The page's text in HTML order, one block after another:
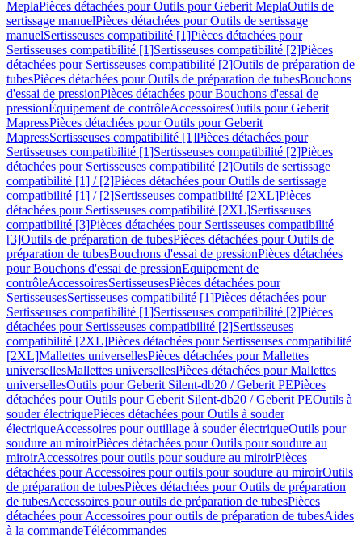
MeplaPièces détachées pour Outils pour Geberit MeplaOutils de
sertissage manuelPièces détachées pour Outils de sertissage
manuelSertisseuses compatibilité [1]Pièces détachées pour
Sertisseuses compatibilité [1]Sertisseuses compatibilité [2]Pièces
détachées pour Sertisseuses compatibilité [2]Outils de préparation de
tubesPièces détachées pour Outils de préparation de tubesBouchons
d'essai de pressionPièces détachées pour Bouchons d'essai de
pressionÉquipement de contrôleAccessoiresOutils pour Geberit
MapressPièces détachées pour Outils pour Geberit
MapressSertisseuses compatibilité [1]Pièces détachées pour
Sertisseuses compatibilité [1]Sertisseuses compatibilité [2]Pièces
détachées pour Sertisseuses compatibilité [2]Outils de sertissage
compatibilité [1] / [2]Pièces détachées pour Outils de sertissage
compatibilité [1] / [2]Sertisseuses compatibilité [2XL]Pièces
détachées pour Sertisseuses compatibilité [2XL]Sertisseuses
compatibilité [3]Pièces détachées pour Sertisseuses compatibilité
[3]Outils de préparation de tubesPièces détachées pour Outils de
préparation de tubesBouchons d'essai de pressionPièces détachées
pour Bouchons d'essai de pressionEquipement de
contrôleAccessoiresSertisseusesPièces détachées pour
SertisseusesSertisseuses compatibilité [1]Pièces détachées pour
Sertisseuses compatibilité [1]Sertisseuses compatibilité [2]Pièces
détachées pour Sertisseuses compatibilité [2]Sertisseuses
compatibilité [2XL]Pièces détachées pour Sertisseuses compatibilité
[2XL]Mallettes universellesPièces détachées pour Mallettes
universellesMallettes universellesPièces détachées pour Mallettes
universellesOutils pour Geberit Silent-db20 / Geberit PEPièces
détachées pour Outils pour Geberit Silent-db20 / Geberit PEOutils à
souder électriquePièces détachées pour Outils à souder
électriqueAccessoires pour outillage à souder électriqueOutils pour
soudure au miroirPièces détachées pour Outils pour soudure au
miroirAccessoires pour outils pour soudure au miroirPièces
détachées pour Accessoires pour outils pour soudure au miroirOutils
de préparation de tubesPièces détachées pour Outils de préparation
de tubesAccessoires pour outils de préparation de tubesPièces
détachées pour Accessoires pour outils de préparation de tubesAides
à la commandeTélécommandes